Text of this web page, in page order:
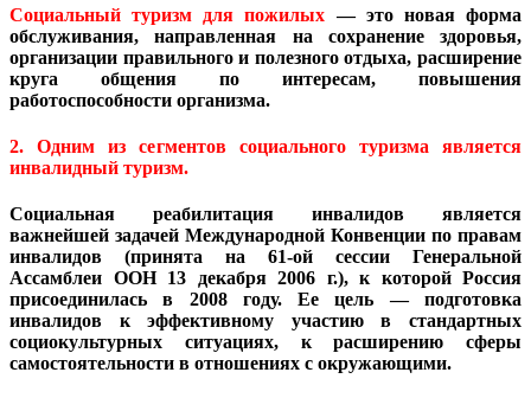
Социальный туризм для пожилых — это новая форма
обслуживания, направленная на сохранение здоровья,
организации правильного и полезного отдыха, расширение
круга общения по интересам, повышения
работоспособности организма.
2. Одним из сегментов социального туризма является
инвалидный туризм.
Социальная реабилитация инвалидов является
важнейшей задачей Международной Конвенции по правам
инвалидов (принята на 61-ой сессии Генеральной
Ассамблеи ООН 13 декабря 2006 г.), к которой Россия
присоединилась в 2008 году. Ее цель — подготовка
инвалидов к эффективному участию в стандартных
социокультурных ситуациях, к расширению сферы
самостоятельности в отношениях с окружающими.